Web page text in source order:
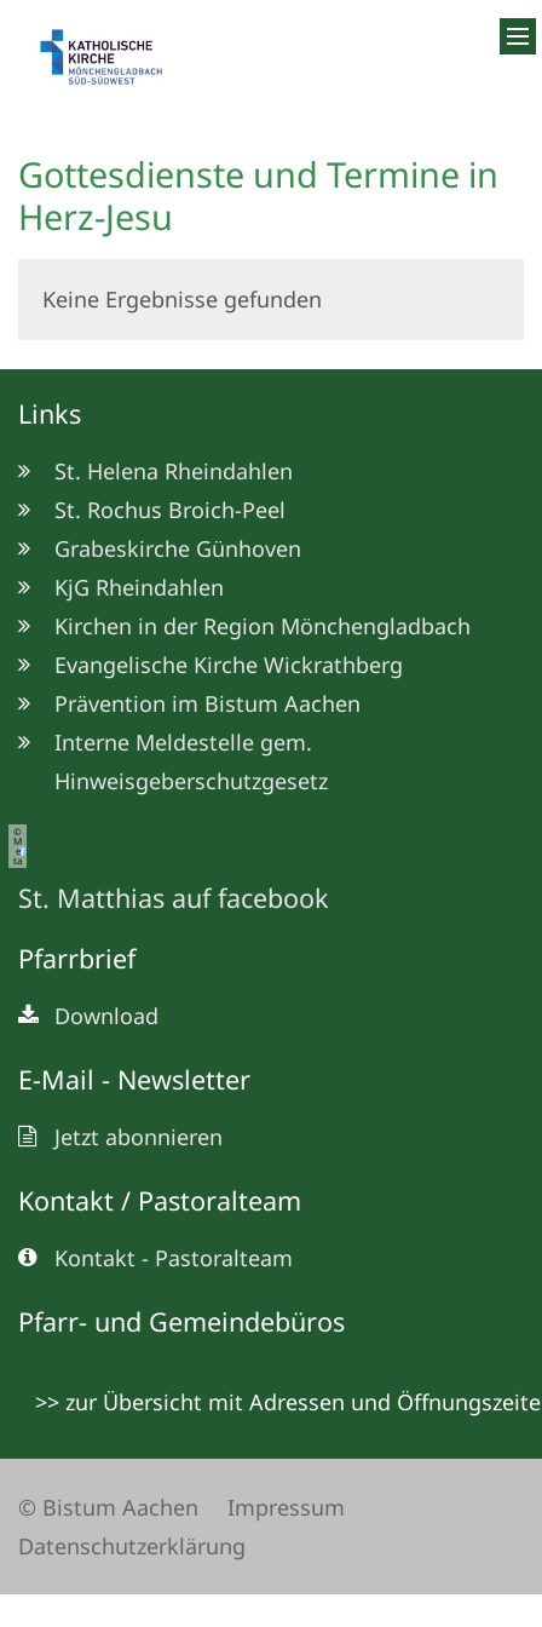
Gottesdienste und Termine in
Herz-Jesu
Keine Ergebnisse gefunden
Links
St. Helena Rheindahlen
St. Rochus Broich-Peel
Grabeskirche Günhoven
KjG Rheindahlen
Kirchen in der Region Mönchengladbach
Evangelische Kirche Wickrathberg
Prävention im Bistum Aachen
Interne Meldestelle gem.
Hinweisgeberschutzgesetz
©
M
e
ta
St. Matthias auf facebook
Pfarrbrief
Download
E-Mail - Newsletter
Jetzt abonnieren
Kontakt / Pastoralteam
Kontakt - Pastoralteam
Pfarr- und Gemeindebüros
>> zur Übersicht mit Adressen und
© Bistum Aachen
Impressum
Datenschutzerklärung